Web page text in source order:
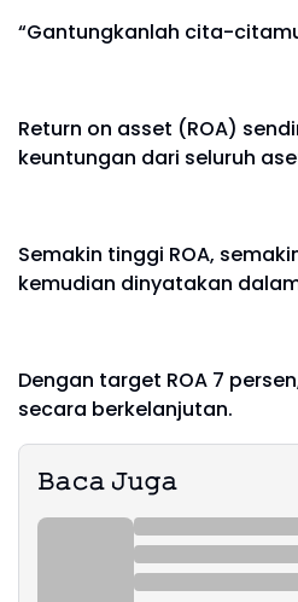
“Gantungkanlah cita-
Return on asset (ROA)
keuntungan dari seluruh
Semakin tinggi ROA,
kemudian dinyatakan
Dengan target ROA 7
secara berkelanjutan.
𝙱𝚊𝚌𝚊 𝙹𝚞𝚐𝚊